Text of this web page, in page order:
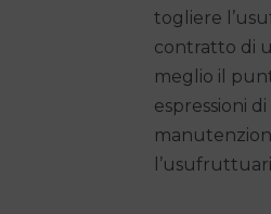
togliere
contratto di
meglio il
espressioni